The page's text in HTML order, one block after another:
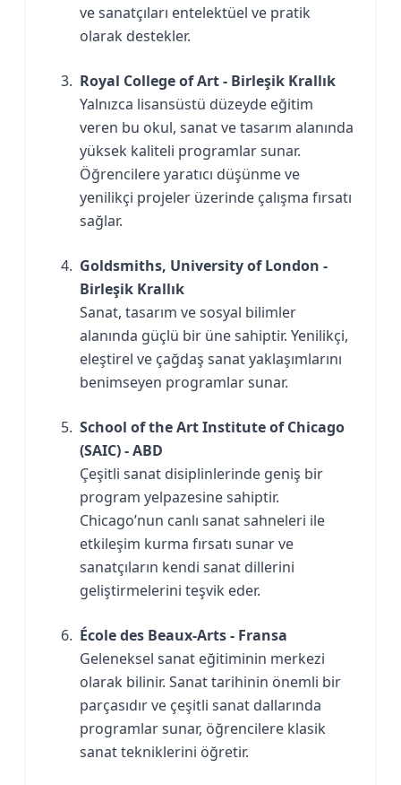
ve sanatçıları entelektüel ve pratik
olarak destekler.
Royal College of Art - Birleşik Krallık
Yalnızca lisansüstü düzeyde eğitim
veren bu okul, sanat ve tasarım alanında
yüksek kaliteli programlar sunar.
Öğrencilere yaratıcı düşünme ve
yenilikçi projeler üzerinde çalışma fırsatı
sağlar.
Goldsmiths, University of London -
Birleşik Krallık
Sanat, tasarım ve sosyal bilimler
alanında güçlü bir üne sahiptir. Yenilikçi,
eleştirel ve çağdaş sanat yaklaşımlarını
benimseyen programlar sunar.
School of the Art Institute of Chicago
(SAIC) - ABD
Çeşitli sanat disiplinlerinde geniş bir
program yelpazesine sahiptir.
Chicago’nun canlı sanat sahneleri ile
etkileşim kurma fırsatı sunar ve
sanatçıların kendi sanat dillerini
geliştirmelerini teşvik eder.
École des Beaux-Arts - Fransa
Geleneksel sanat eğitiminin merkezi
olarak bilinir. Sanat tarihinin önemli bir
parçasıdır ve çeşitli sanat dallarında
programlar sunar, öğrencilere klasik
sanat tekniklerini öğretir.